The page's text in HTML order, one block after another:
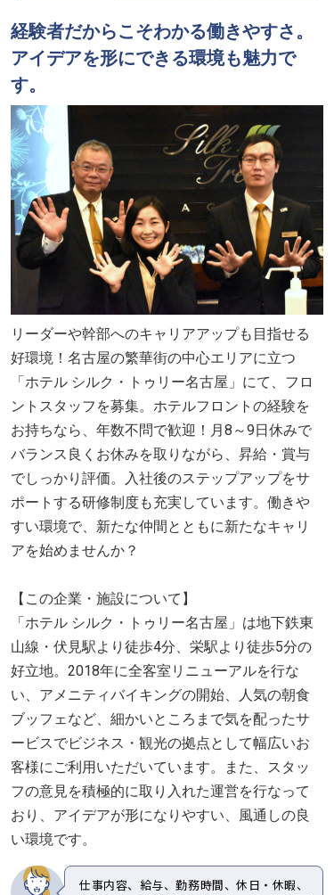
経験者だからこそわかる働きやすさ。
アイデアを形にできる環境も魅力で
す。
リーダーや幹部へのキャリアアップも目指せる
好環境！名古屋の繁華街の中心エリアに立つ
「ホテル シルク・トゥリー名古屋」にて、フロ
ントスタッフを募集。ホテルフロントの経験を
お持ちなら、年数不問で歓迎！月8～9日休みで
バランス良くお休みを取りながら、昇給・賞与
でしっかり評価。入社後のステップアップをサ
ポートする研修制度も充実しています。働きや
すい環境で、新たな仲間とともに新たなキャリ
アを始めませんか？
【この企業・施設について】
「ホテル シルク・トゥリー名古屋」は地下鉄東
山線・伏見駅より徒歩4分、栄駅より徒歩5分の
好立地。2018年に全客室リニューアルを行な
い、アメニティバイキングの開始、人気の朝食
ブッフェなど、細かいところまで気を配ったサ
ービスでビジネス・観光の拠点として幅広いお
客様にご利用いただいています。また、スタッ
フの意見を積極的に取り入れた運営を行なって
おり、アイデアが形になりやすい、風通しの良
い環境です。
仕事内容、給与、勤務時間、休日・休暇、